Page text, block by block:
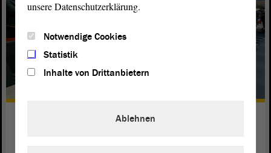
Die Fach-Ausschüsse
unsere Datenschutzerklärung.
Notwendige Cookies
Statistik
Inhalte von Drittanbietern
Ablehnen